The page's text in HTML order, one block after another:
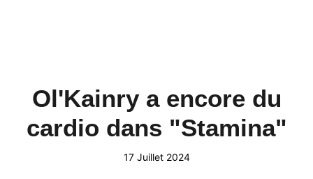
Ol'Kainry a encore du
cardio dans "Stamina"
17 Juillet 2024